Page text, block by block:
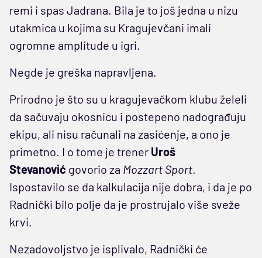
remi i spas Jadrana. Bila je to još jedna u nizu
utakmica u kojima su Kragujevčani imali
ogromne amplitude u igri.
Negde je greška napravljena.
Prirodno je što su u kragujevačkom klubu želeli
da sačuvaju okosnicu i postepeno nadograđuju
ekipu, ali nisu računali na zasićenje, a ono je
primetno. I o tome je trener Uroš
Stevanović govorio za Mozzart Sport
Ispostavilo se da kalkulacija nije dobra, i da je po
Radnički bilo polje da je prostrujalo više sveže
krvi.
Nezadovoljstvo je isplivalo, Radnički će